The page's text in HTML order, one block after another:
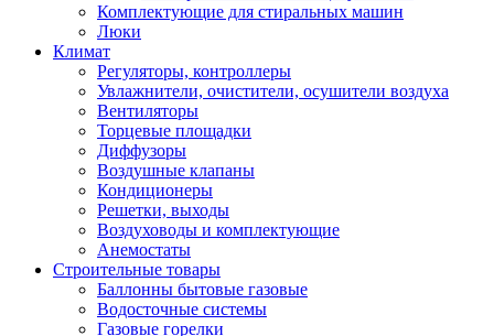
Комплектующие для стиральных машин
Люки
Климат
Регуляторы, контроллеры
Увлажнители, очистители, осушители воздуха
Вентиляторы
Торцевые площадки
Диффузоры
Воздушные клапаны
Кондиционеры
Решетки, выходы
Воздуховоды и комплектующие
Анемостаты
Строительные товары
Баллонны бытовые газовые
Водосточные системы
Газовые горелки